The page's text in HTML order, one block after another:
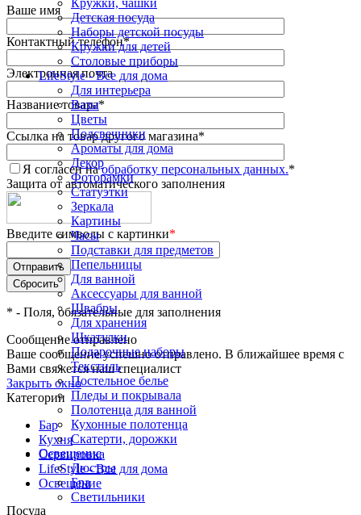
Кружки, чашки
Детская посуда
Наборы детской посуды
Кружки для детей
Столовые приборы
LifeStyle - Все для дома
Для интерьера
Вазы
Цветы
Подсвечники
Ароматы для дома
Декор
Фоторамки
Статуэтки
Зеркала
Картины
Часы
Подставки для предметов
Пепельницы
Для ванной
Аксессуары для ванной
Швабры
Для хранения
Шкатулки
Подарочные наборы
Текстиль
Постельное белье
Пледы и покрывала
Полотенца для ванной
Кухонные полотенца
Скатерти, дорожки
Освещение
Люстры
Бра
Светильники
Ваше имя
Контактный телефон*
Электронная почта
Название товара*
Ссылка на товар другого магазина*
Я согласен наобработку персональных данных.*
Защита от автоматического заполнения
Введите символы с картинки*
* - Поля, обязательные для заполнения
Сообщение отправлено
Ваше сообщение успешно отправлено. В ближайшее время с
Вами свяжется наш специалист
Закрыть окно
Категории
Бар
Кухня
Сервировка
LifeStyle - Все для дома
Освещение
Посуда